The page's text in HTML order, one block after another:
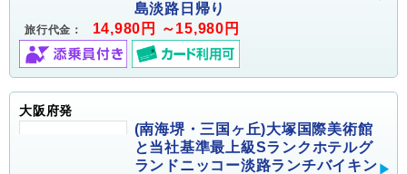
島淡路日帰り
旅行代金： 14,980円 ～15,980円
大阪府発
(南海堺・三国ヶ丘)大塚国際美術館
と当社基準最上級Sランクホテルグ
ランドニッコー淡路ランチバイキン